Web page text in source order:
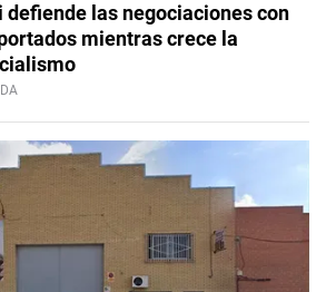
defiende las negociaciones con
mientras crece la